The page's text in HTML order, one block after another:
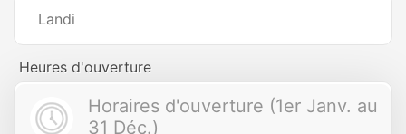
Landi
Heures d'ouverture
Horaires d'ouverture (1er Janv. au
31 Déc.)